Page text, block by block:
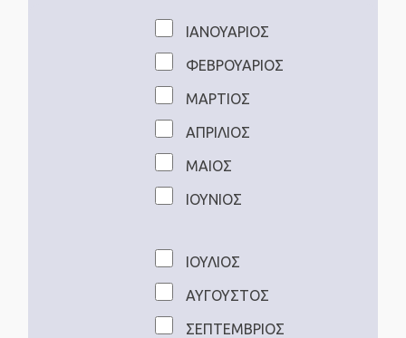
ΙΑΝΟΥΑΡΙΟΣ
ΦΕΒΡΟΥΑΡΙΟΣ
ΜΑΡΤΙΟΣ
ΑΠΡΙΛΙΟΣ
ΜΑΙΟΣ
ΙΟΥΝΙΟΣ
ΙΟΥΛΙΟΣ
ΑΥΓΟΥΣΤΟΣ
ΣΕΠΤΕΜΒΡΙΟΣ